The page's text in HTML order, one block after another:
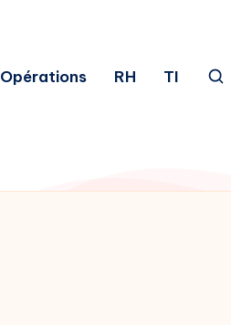
Opérations RH TI